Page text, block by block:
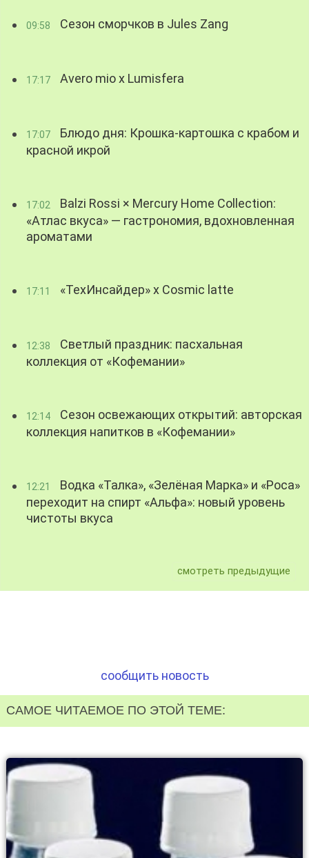
09:58 Сезон сморчков в Jules Zang
17:17 Avero mio x Lumisfera
17:07
Блюдо дня: Крошка-картошка с крабом и
красной икрой
17:02
Balzi Rossi × Mercury Home Collection:
«Атлас вкуса» — гастрономия, вдохновленная
ароматами
17:11 «ТехИнсайдер» х Cosmic latte
12:38
Светлый праздник: пасхальная
коллекция от «Кофемании»
12:14
Сезон освежающих открытий: авторская
коллекция напитков в «Кофемании»
12:21
Водка «Талка», «Зелёная Марка» и «Роса»
переходит на спирт «Альфа»: новый уровень
чистоты вкуса
смотреть предыдущие
сообщить новость
САМОЕ ЧИТАЕМОЕ ПО ЭТОЙ ТЕМЕ: